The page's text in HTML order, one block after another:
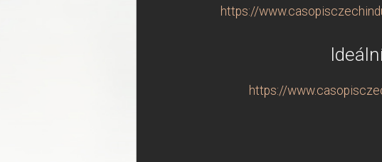
https://
https://